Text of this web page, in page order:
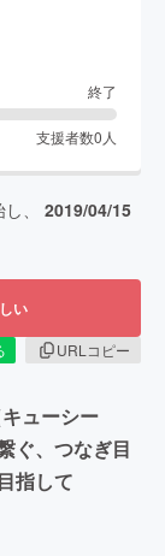
終了
支援者数0人
、 2019/04/15
い
URLコピー
ューシー
ぐ、つなぎ目
指して